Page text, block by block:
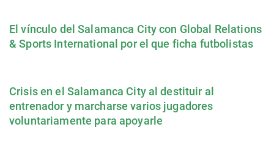
El vínculo del Salamanca City con Global Relations
& Sports International por el que ficha futbolistas
Crisis en el Salamanca City al destituir al
entrenador y marcharse varios jugadores
voluntariamente para apoyarle